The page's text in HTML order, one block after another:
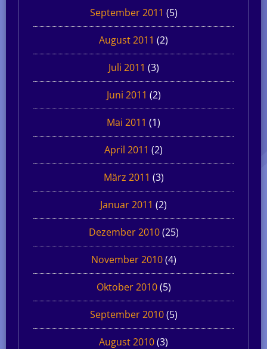
September 2011 (5)
August 2011 (2)
Juli 2011 (3)
Juni 2011 (2)
Mai 2011 (1)
April 2011 (2)
März 2011 (3)
Januar 2011 (2)
Dezember 2010(25)
November 2010(4)
Oktober 2010(5)
September 2010(5)
August 2010(3)